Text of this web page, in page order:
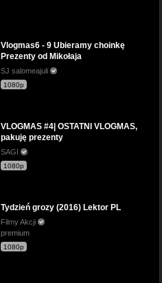
Vlogmas6 - 9 Ubieramy choinkę
Prezenty od Mikołaja
SJ salomeajuli
1080p
VLOGMAS #4| OSTATNI VLOGMAS,
pakuję prezenty
SAGI
1080p
Tydzień grozy (2016) Lektor PL
Filmy Akcji
premium
1080p